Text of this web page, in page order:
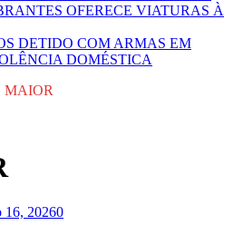
OFERECE VIATURAS À
DETIDO COM ARMAS EM
DOMÉSTICA
MAIOR
16, 20260